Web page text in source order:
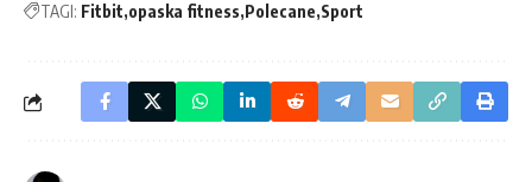
TAGI: Fitbit opaska fitness Polecane Sport